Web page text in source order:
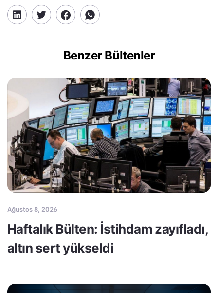
Benzer Bültenler
Ağustos 8, 2026
Haftalık Bülten: İstihdam zayıfladı,
altın sert yükseldi